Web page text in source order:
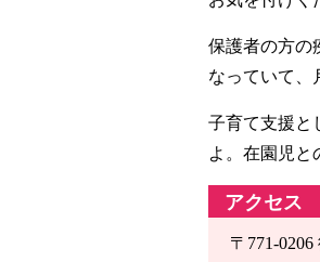
保護者の方の
なっていて、
子育て支援と
よ。在園児と
アクセス
〒771-